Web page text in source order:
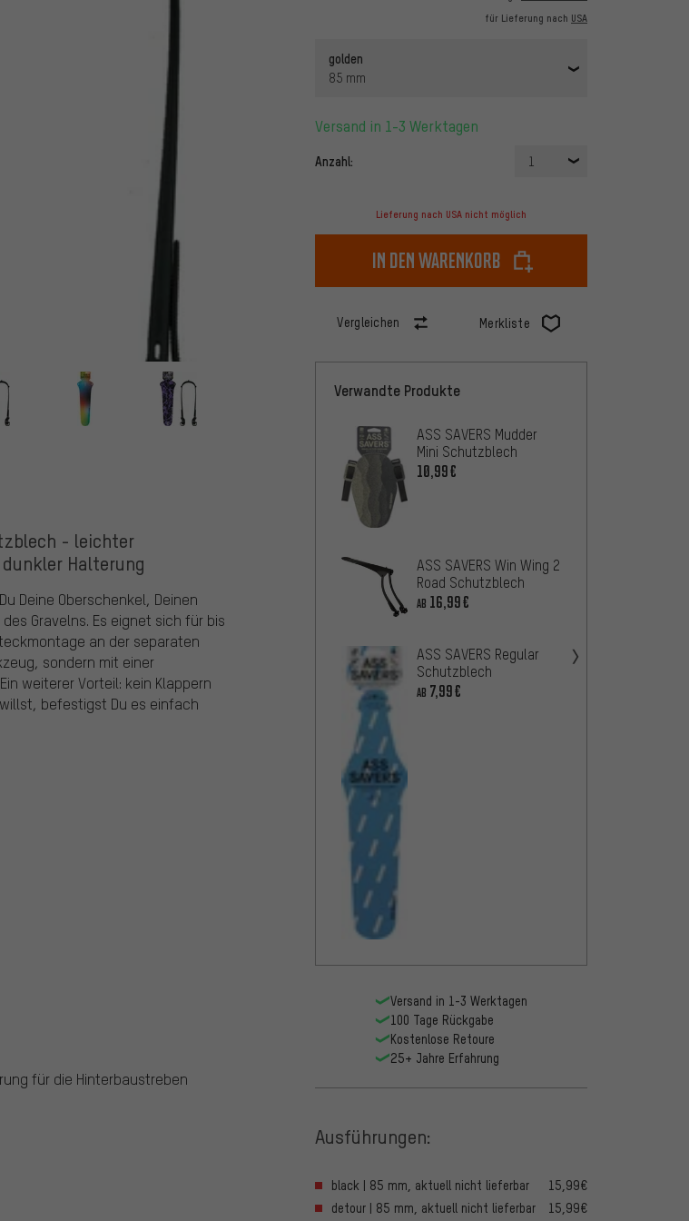
für Lieferung nach USA
golden
85 mm
Versand in 1-3 Werktagen
Anzahl: 1
Lieferung nach USA nicht möglich
In den Warenkorb
Vergleichen Merkliste
- leichter
Halterung
Deine Oberschenkel, Deinen
Gravelns. Es eignet sich für bis
an der separaten
sondern mit einer
weiterer Vorteil: kein Klappern
befestigst Du es einfach
für die Hinterbaustreben
Verwandte Produkte
ASS SAVERS Mudder
Mini Schutzblech
10,99€
ASS SAVERS Win Wing 2
Road Schutzblech
AB 16,99€
ASS SAVERS Regular
Schutzblech
AB 7,99€
Versand in 1-3 Werktagen
100 Tage Rückgabe
Kostenlose Retoure
25+ Jahre Erfahrung
Ausführungen:
black | 85 mm, aktuell nicht lieferbar
15,99€
detour | 85 mm, aktuell nicht lieferbar
15,99€